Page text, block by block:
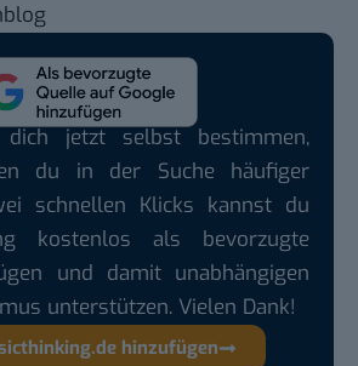
jetzt selbst bestimmen,
du in der Suche häufiger
schnellen Klicks kannst du
kostenlos als bevorzugte
und damit unabhängigen
unterstützen. Vielen Dank!
hinzufügen